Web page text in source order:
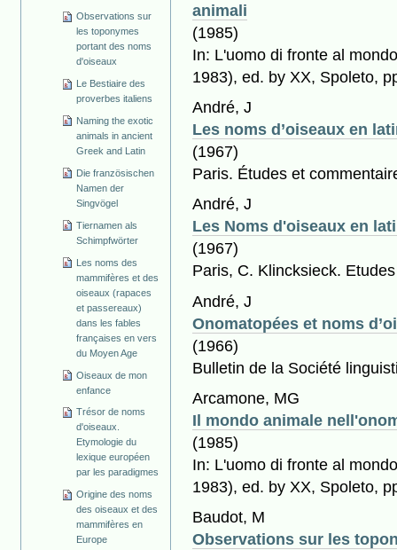
Observations sur
les toponymes
portant des noms
d'oiseaux
Le Bestiaire des
proverbes italiens
Naming the exotic
animals in ancient
Greek and Latin
Die französischen
Namen der
Singvögel
Tiernamen als
Schimpfwörter
Les noms des
mammifères et des
oiseaux (rapaces
et passereaux)
dans les fables
françaises en vers
du Moyen Age
Oiseaux de mon
enfance
Trésor de noms
d'oiseaux.
Etymologie du
lexique européen
par les paradigmes
Origine des noms
des oiseaux et des
mammifères en
Europe
animali
(1985)
In: L'uomo di fronte al
1983), ed. by XX, Spoleto,
André, J
Les noms d’oiseaux en
(1967)
Paris. Études et
André, J
Les Noms d'oiseaux en
(1967)
Paris, C. Klincksieck.
André, J
Onomatopées et noms
(1966)
Bulletin de la Société
Arcamone, MG
Il mondo animale
(1985)
In: L'uomo di fronte al
1983), ed. by XX, Spoleto,
Baudot, M
Observations sur les